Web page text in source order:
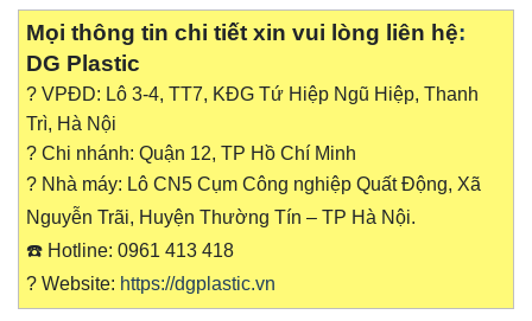
Mọi thông tin chi tiết xin vui lòng liên hệ:
DG Plastic
? VPĐD: Lô 3-4, TT7, KĐG Tứ Hiệp Ngũ Hiệp, Thanh
Trì, Hà Nội
? Chi nhánh: Quận 12, TP Hồ Chí Minh
? Nhà máy: Lô CN5 Cụm Công nghiệp Quất Động, Xã
Nguyễn Trãi, Huyện Thường Tín – TP Hà Nội.
☎️ Hotline: 0961 413 418
? Website: https://dgplastic.vn